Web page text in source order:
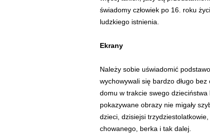
świadomy człowiek po 16. roku
ludzkiego istnienia.
Ekrany
Należy sobie uświadomić
wychowywali się bardzo długo
domu w trakcie swego dzieciństwa
pokazywane obrazy nie migały
dzieci, dzisiejsi
chowanego, berka i tak dalej.